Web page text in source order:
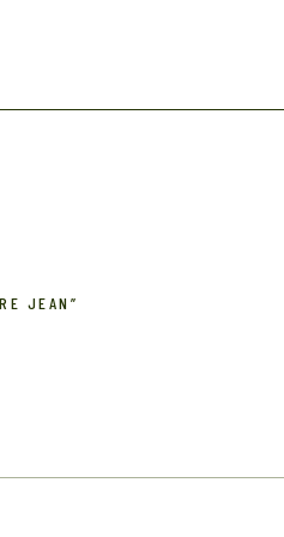
JEAN”